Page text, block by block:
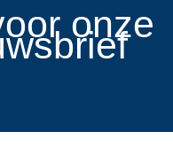
onze